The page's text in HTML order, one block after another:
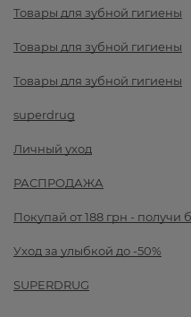
Товары для зубной гигиены
Товары для зубной гигиены
Товары для зубной гигиены
superdrug
Личный уход
РАСПРОДАЖА
Покупай от 188 грн - получи
Уход за улыбкой до -50%
SUPERDRUG